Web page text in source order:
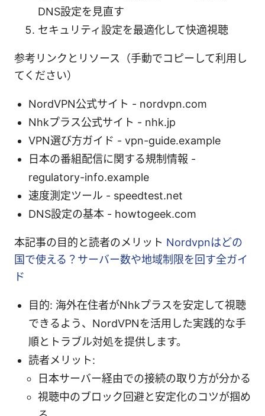
DNS設定を見直す
セキュリティ設定を最適化して快適視聴
参考リンクとリソース（手動でコピーして利用し
てください）
NordVPN公式サイト - nordvpn.com
Nhkプラス公式サイト - nhk.jp
VPN選び方ガイド - vpn-guide.example
日本の番組配信に関する規制情報 -
regulatory-info.example
速度測定ツール - speedtest.net
DNS設定の基本 - howtogeek.com
本記事の目的と読者のメリット Nordvpnはどの
国で使える？サーバー数や地域制限を回す全ガイ
ド
目的: 海外在住者がNhkプラスを安定して視聴
できるよう、NordVPNを活用した実践的な手
順とトラブル対処を提供します。
読者メリット:
日本サーバー経由での接続の取り方が分かる
視聴中のブロック回避と安定化のコツが掴め